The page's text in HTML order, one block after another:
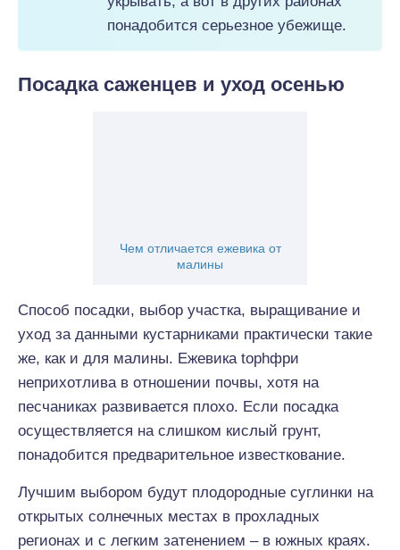
понадобится серьезное убежище.
Посадка саженцев и уход осенью
Чем отличается ежевика от
малины
Способ посадки, выбор участка, выращивание и
уход за данными кустарниками практически такие
же, как и для малины. Ежевика tophфри
неприхотлива в отношении почвы, хотя на
песчаниках развивается плохо. Если посадка
осуществляется на слишком кислый грунт,
понадобится предварительное известкование.
Лучшим выбором будут плодородные суглинки на
открытых солнечных местах в прохладных
регионах и с легким затенением – в южных краях.